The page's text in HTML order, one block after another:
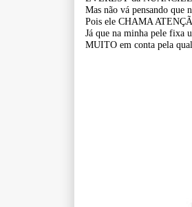
Mas não vá pensando que
Pois ele CHAMA
Já que na minha pele fixa
MUITO em conta pela